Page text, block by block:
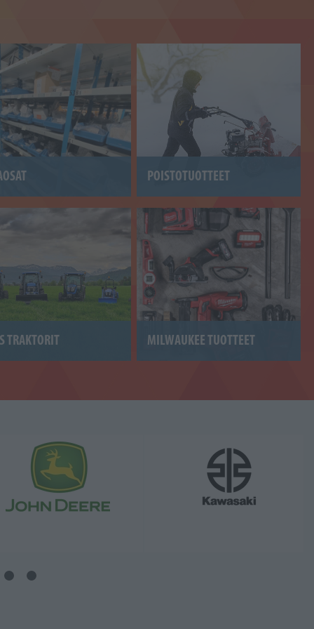
POISTOTUOTTEET
TRAKTORIT MILWAUKEE TUOTTEET